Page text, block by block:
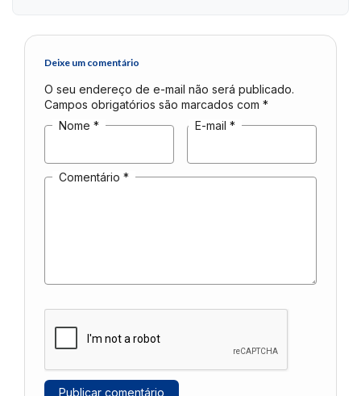
Deixe um comentário
O seu endereço de e-mail não será publicado.
Campos obrigatórios são marcados com *
Nome * E-mail *
Comentário *